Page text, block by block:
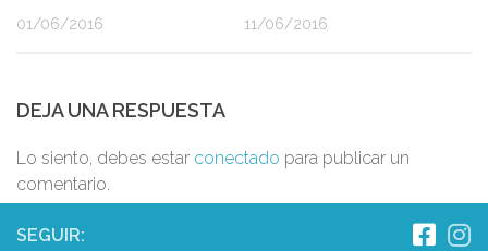
01/06/2016 11/06/2016
DEJA UNA RESPUESTA
Lo siento, debes estar conectado para publicar un
comentario.
SEGUIR: